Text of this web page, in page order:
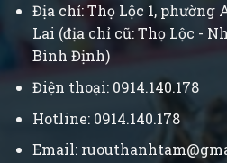
Địa chỉ: Thọ Lộc 1, phường
Lai (địa chỉ cũ: Thọ Lộc -
Bình Định)
Điện thoại: 0914.140.178
Hotline: 0914.140.178
Email: